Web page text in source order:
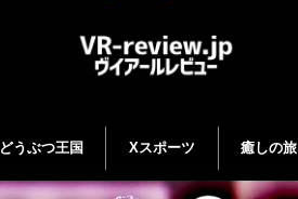
どうぶつ王国 Xスポーツ 癒しの旅